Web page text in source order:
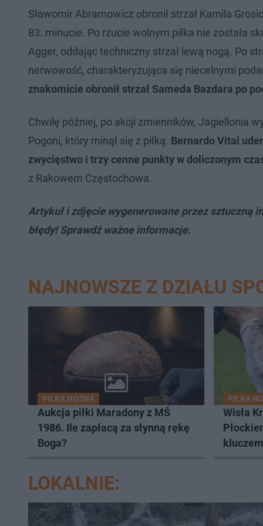
Sławomir Abramowicz obronił strzał Kamila
83. minucie. Po rzucie wolnym piłka nie została
Agger, oddając techniczny strzał lewą nogą. Po
nerwowość, charakteryzująca się niecelnymi
znakomicie obronił strzał Sameda Bazdara po
Chwilę później, po akcji zmienników, Jagiellonia
Pogoni, który minął się z piłką. Bernardo Vital
zwycięstwo i trzy cenne punkty w doliczonym
z Rakowem Częstochowa.
Artykuł i zdjęcie wygenerowane przez sztuczną
błędy! Sprawdź ważne informacje.
NAJNOWSZE Z DZIAŁU
PIŁKA NOŻNA
Aukcja piłki Maradony z MŚ
1986. Ile zapłacą za słynną rękę
Boga?
PIŁKA
Wisła
LOKALNIE: